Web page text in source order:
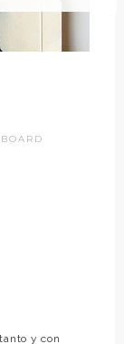
y con